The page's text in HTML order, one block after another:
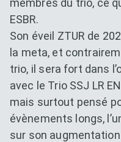
membres du trio, ce
ESBR.
Son éveil ZTUR de
la meta, et
trio, il sera fort dans
avec le Trio SSJ LR
mais surtout pensé
évènements longs,
sur son augmentation